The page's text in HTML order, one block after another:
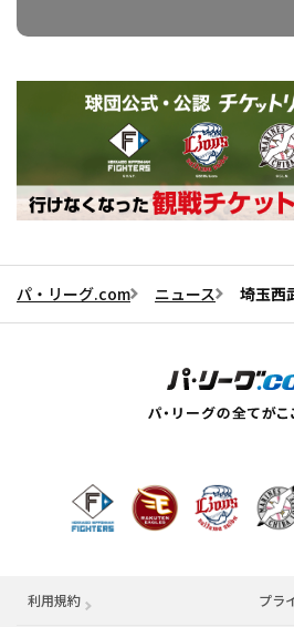
パ・リーグ.com ニュース 埼玉西
利用規約 プラ